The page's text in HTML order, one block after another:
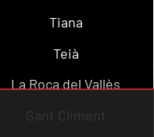
Tiana
Teià
La Roca del Vallès
Sant Climent